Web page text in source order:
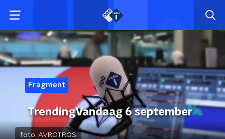
Fragment
TrendingVandaag 6 september
foto: AVROTROS